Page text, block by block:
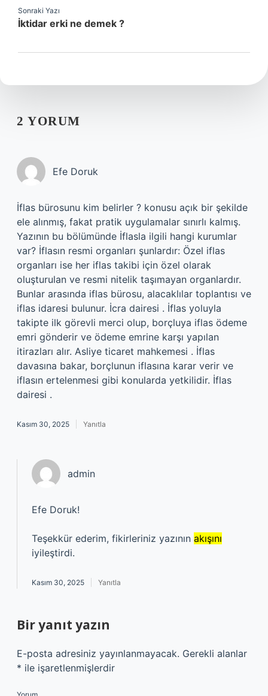
Sonraki Yazı
İktidar erki ne demek ?
2 YORUM
Efe Doruk
İflas bürosunu kim belirler ? konusu açık bir şekilde
ele alınmış, fakat pratik uygulamalar sınırlı kalmış.
Yazının bu bölümünde İflasla ilgili hangi kurumlar
var? İflasın resmi organları şunlardır: Özel iflas
organları ise her iflas takibi için özel olarak
oluşturulan ve resmi nitelik taşımayan organlardır.
Bunlar arasında iflas bürosu, alacaklılar toplantısı ve
iflas idaresi bulunur. İcra dairesi . İflas yoluyla
takipte ilk görevli merci olup, borçluya iflas ödeme
emri gönderir ve ödeme emrine karşı yapılan
itirazları alır. Asliye ticaret mahkemesi . İflas
davasına bakar, borçlunun iflasına karar verir ve
iflasın ertelenmesi gibi konularda yetkilidir. İflas
dairesi .
Kasım 30, 2025 Yanıtla
admin
Efe Doruk!
Teşekkür ederim, fikirleriniz yazının akışını
iyileştirdi.
Kasım 30, 2025 Yanıtla
Bir yanıt yazın
E-posta adresiniz yayınlanmayacak. Gerekli alanlar
* ile işaretlenmişlerdir